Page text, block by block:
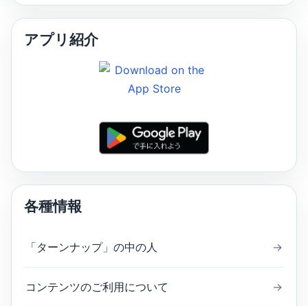
アプリ紹介
各種情報
「ターンナップ」の中の人 →
コンテンツのご利用について →